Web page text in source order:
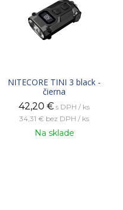
NITECORE TINI 3 black -
čierna
42,20 € s DPH / ks
34,31 € bez DPH / ks
Na sklade